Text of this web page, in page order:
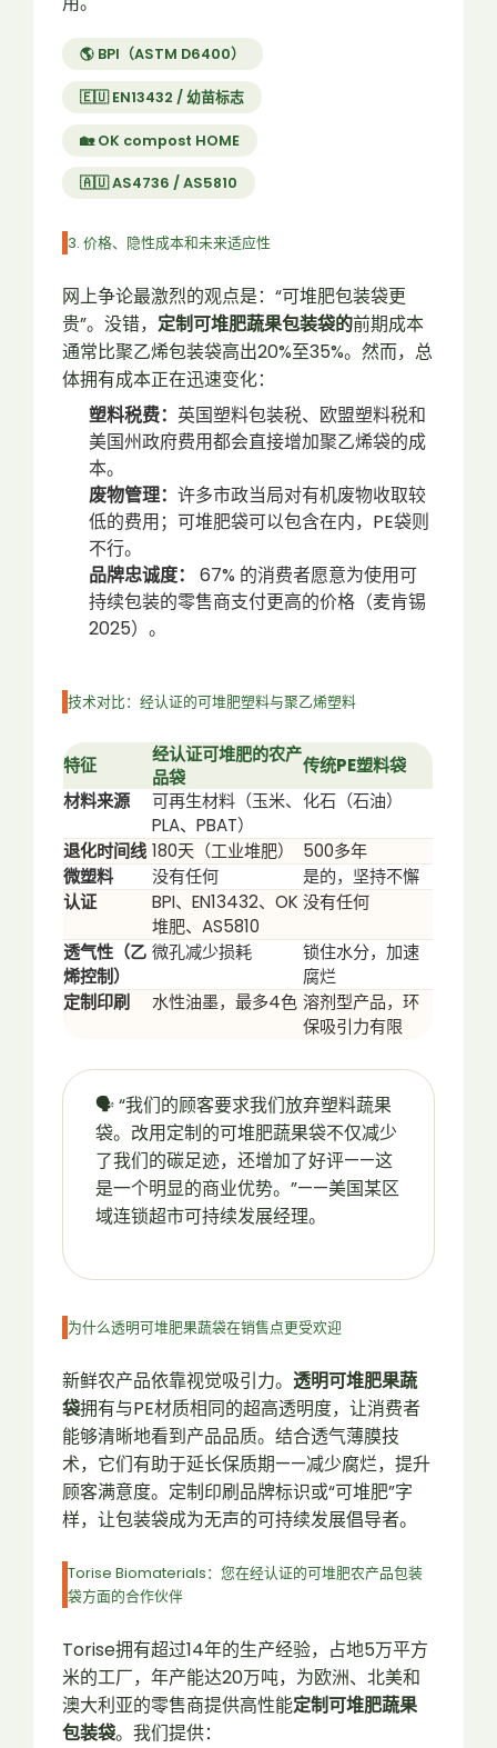
🌎 BPI（ASTM D6400）
🇪🇺 EN13432 / 幼苗标志
🏡 OK compost HOME
🇦🇺 AS4736 / AS5810
3. 价格、隐性成本和未来适应性
网上争论最激烈的观点是：“可堆肥包装袋更
贵”。没错，定制可堆肥蔬果包装袋的前期成本
通常比聚乙烯包装袋高出20%至35%。然而，总
体拥有成本正在迅速变化：
塑料税费： 英国塑料包装税、欧盟塑料税和
美国州政府费用都会直接增加聚乙烯袋的成
本。
废物管理：许多市政当局对有机废物收取较
低的费用；可堆肥袋可以包含在内，PE袋则
不行。
品牌忠诚度：
67% 的消费者愿意为使用可
持续包装的零售商支付更高的价格（麦肯锡
2025）。
技术对比：经认证的可堆肥塑料与聚乙烯塑料
特征
经认证可堆肥的农产
品袋
传统PE塑料袋
材料来源
可再生材料（玉米、
PLA、PBAT）
化石（石油）
退化时间线 180天（工业堆肥）
500多年
微塑料
没有任何
是的，坚持不懈
认证
BPI、EN13432、OK
堆肥、AS5810
没有任何
透气性（乙
烯控制）
微孔减少损耗
锁住水分，加速
腐烂
定制印刷
水性油墨，最多4色 溶剂型产品，环
保吸引力有限
🗣️ “我们的顾客要求我们放弃塑料蔬果
袋。改用定制的可堆肥蔬果袋不仅减少
了我们的碳足迹，还增加了好评——这
是一个明显的商业优势。”——美国某区
域连锁超市可持续发展经理。
为什么透明可堆肥果蔬袋在销售点更受欢迎
新鲜农产品依靠视觉吸引力。透明可堆肥果蔬
袋拥有与PE材质相同的超高透明度，让消费者
能够清晰地看到产品品质。结合透气薄膜技
术，它们有助于延长保质期——减少腐烂，提升
顾客满意度。定制印刷品牌标识或“可堆肥”字
样，让包装袋成为无声的可持续发展倡导者。
Torise Biomaterials：您在经认证的可堆肥农产品包装
袋方面的合作伙伴
Torise拥有超过14年的生产经验，占地5万平方
米的工厂，年产能达20万吨，为欧洲、北美和
澳大利亚的零售商提供高性能定制可堆肥蔬果
包装袋。我们提供：